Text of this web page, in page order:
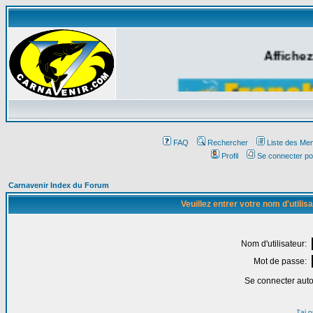
FAQ Rechercher
Liste des
Profil
Se connecter
Carnavenir Index du Forum
Veuillez entrer votre nom
Nom d'utilisateur:
Mot de passe:
Se connecter